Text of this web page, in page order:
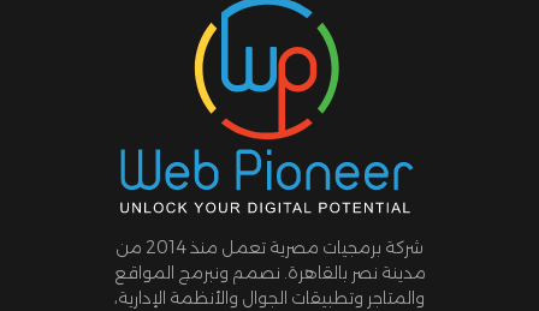
شركة برمجيات مصرية تعمل منذ 2014 من
مدينة نصر بالقاهرة. نصمم ونبرمج المواقع
والمتاجر وتطبيقات الجوال والأنظمة الإدارية،